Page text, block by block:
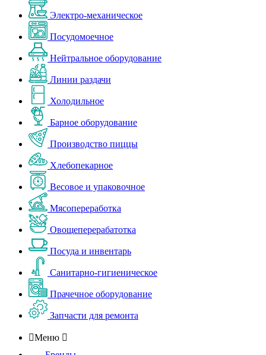
Электро-механическое
Посудомоечное
Нейтральное оборудование
Линии раздачи
Холодильное
Барное оборудование
Производство пиццы
Хлебопекарное
Весовое и упаковочное
Мясопереработка
Овощеперерабатотка
Посуда и инвентарь
Санитарно-гигиеническое
Прачечное оборудование
Запчасти для ремонта
Меню 